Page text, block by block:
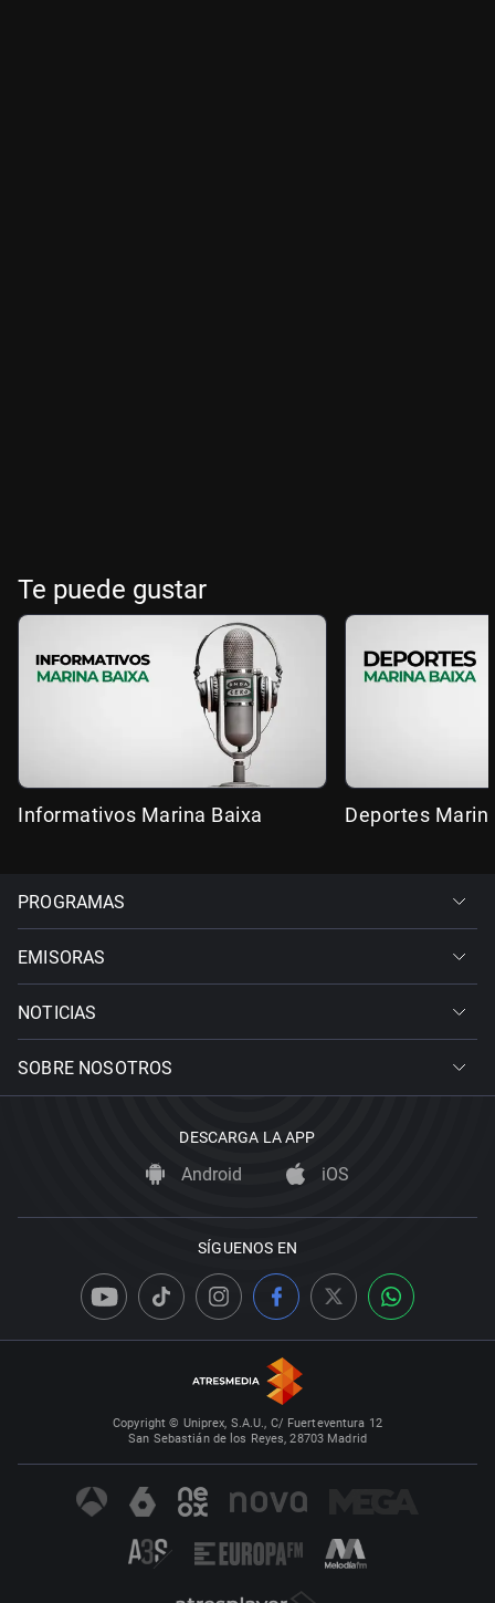
Te puede gustar
Informativos Marina Baixa Deportes
PROGRAMAS
EMISORAS
NOTICIAS
SOBRE NOSOTROS
DESCARGA LA APP
Android iOS
SÍGUENOS EN
Copyright © Uniprex, S.A.U., C/ Fuerteventura 12
San Sebastián de los Reyes, 28703 Madrid